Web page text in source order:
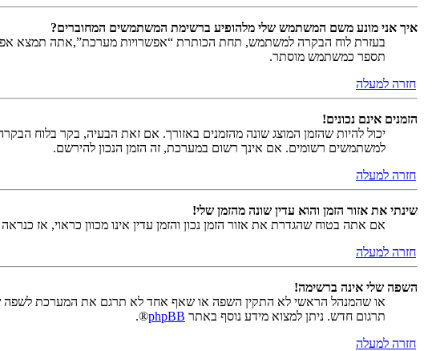
איך אני מונע משם המשתמש שלי מלהופיע ברשימת המשתמשים המחוברים?
בעזרת לוח הבקרה למשתמש, תחת הכותרת “אפשרויות מערכת”,אתה תמצא
תספר כמשתמש מוסתר.
חזרה למעלה
הזמנים אינם נכונים!
יכול להיות שהזמן המוצג שונה מהזמנים באזורך. אם זאת הבעיה, בקר בלוח
למשתמשים רשומים. אם אינך רשום במערכת, זה הזמן הנכון להירשם.
חזרה למעלה
שינתי את אזור הזמן והוא עדין שונה מהזמן שלי!
אם אתה בטוח שהגדרת את אזור הזמן נכון והזמן עדין אינו מכוון כראוי, אז
חזרה למעלה
השפה שלי אינה ברשימה!
או שהמנהל הראשי לא התקין השפה או שאף אחד לא תרגם את המערכת לשפה
תרגום חדש. ניתן למצוא מידע נוסף באתר phpBB
®.
חזרה למעלה